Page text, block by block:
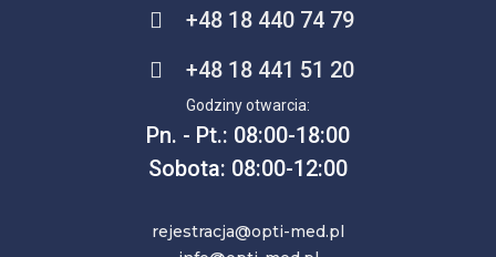
+48 18 440 74 79
+48 18 441 51 20
Godziny otwarcia:
Pn. - Pt.: 08:00-18:00
Sobota: 08:00-12:00
rejestracja@opti-med.pl